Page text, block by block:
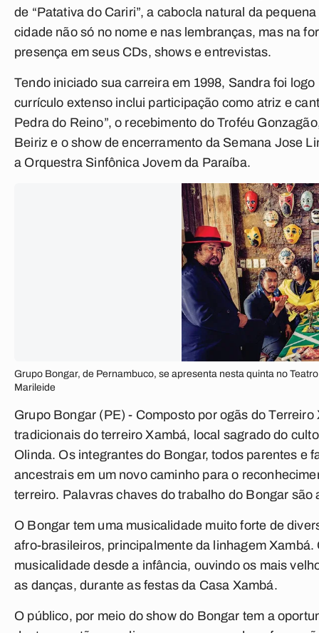
de “Patativa do Cariri”, a cabocla natural da
cidade não só no nome e nas lembranças, mas na
presença em seus CDs, shows e entrevistas.
Tendo iniciado sua carreira em 1998, Sandra foi
currículo extenso inclui participação como atriz e
Pedra do Reino”, o recebimento do Troféu
Beiriz e o show de encerramento da Semana Jose
a Orquestra Sinfônica Jovem da Paraíba.
Grupo Bongar, de Pernambuco, se apresenta nesta quinta no
Marileide
Grupo Bongar (PE) - Composto por ogãs do
tradicionais do terreiro Xambá, local sagrado do
Olinda. Os integrantes do Bongar, todos parentes e
ancestrais em um novo caminho para o
terreiro. Palavras chaves do trabalho do Bongar
O Bongar tem uma musicalidade muito forte de
afro-brasileiros, principalmente da linhagem
musicalidade desde a infância, ouvindo os mais
as danças, durante as festas da Casa Xambá.
O público, por meio do show do Bongar tem a